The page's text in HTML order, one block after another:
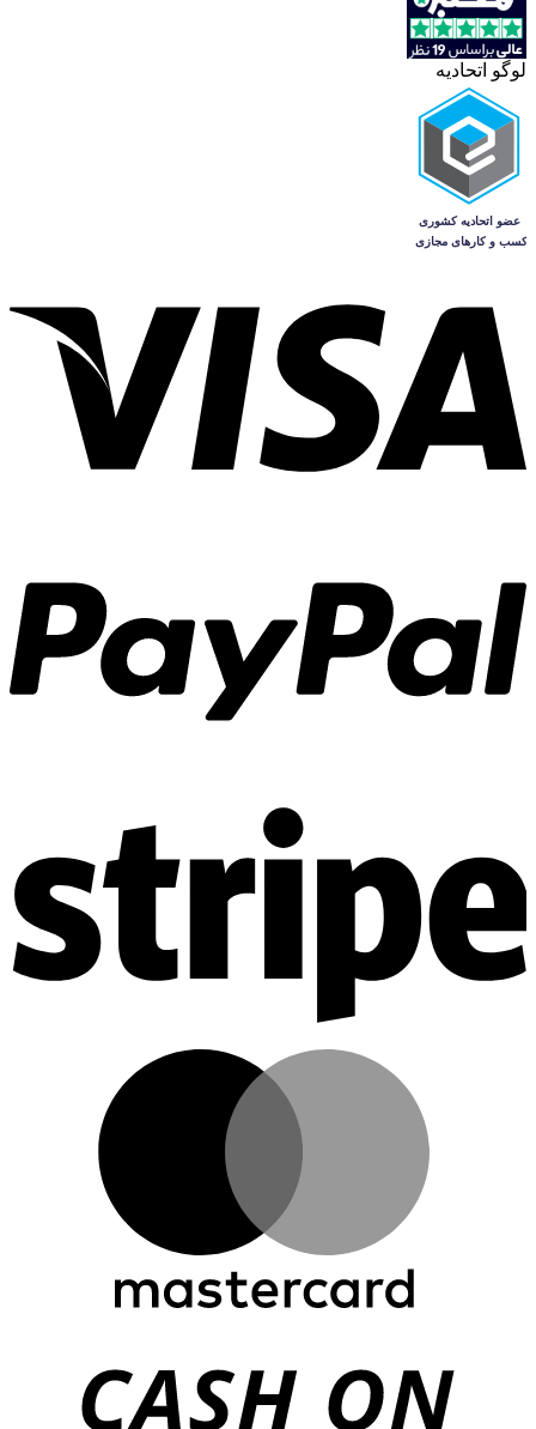
لوگو اتحادیه